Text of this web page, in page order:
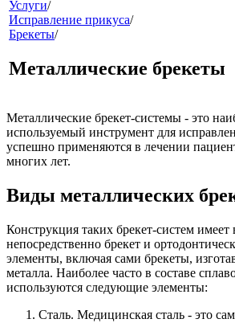
звонок
клиники
Услуги/
Исправление прикуса/
Брекеты/
Металлические брекеты
Металлические брекет-системы - это
используемый инструмент для
успешно применяются в лечении
многих лет.
Виды металлических
Конструкция таких брекет-систем имеет
непосредственно брекет и
элементы, включая сами брекеты,
металла. Наиболее часто в составе
используются следующие элементы:
Сталь. Медицинская сталь - это